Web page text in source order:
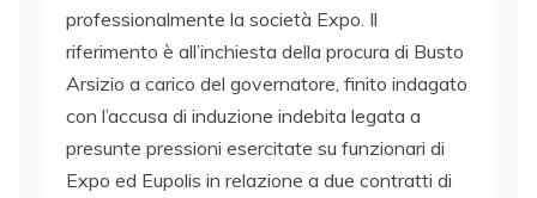
professionalmente la società Expo. Il
riferimento è all’inchiesta della procura di Busto
Arsizio a carico del governatore, finito indagato
con l’accusa di induzione indebita legata a
presunte pressioni esercitate su funzionari di
Expo ed Eupolis in relazione a due contratti di